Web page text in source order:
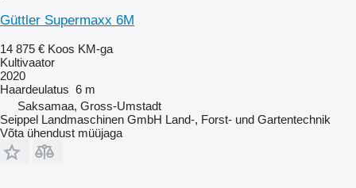
Güttler Supermaxx 6M
14 875 € Koos KM-ga
Kultivaator
2020
Haardeulatus 6 m
Saksamaa, Gross-Umstadt
Seippel Landmaschinen GmbH Land-, Forst- und Gartentechnik
Võta ühendust müüjaga